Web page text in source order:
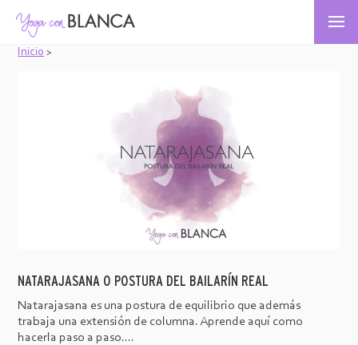
Inicio >
NATARAJASANA O POSTURA DEL BAILARÍN REAL
Natarajasana es una postura de equilibrio que además
trabaja una extensión de columna. Aprende aquí como
hacerla paso a paso....